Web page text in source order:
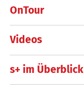
OnTour
Videos
s+ im Überblick